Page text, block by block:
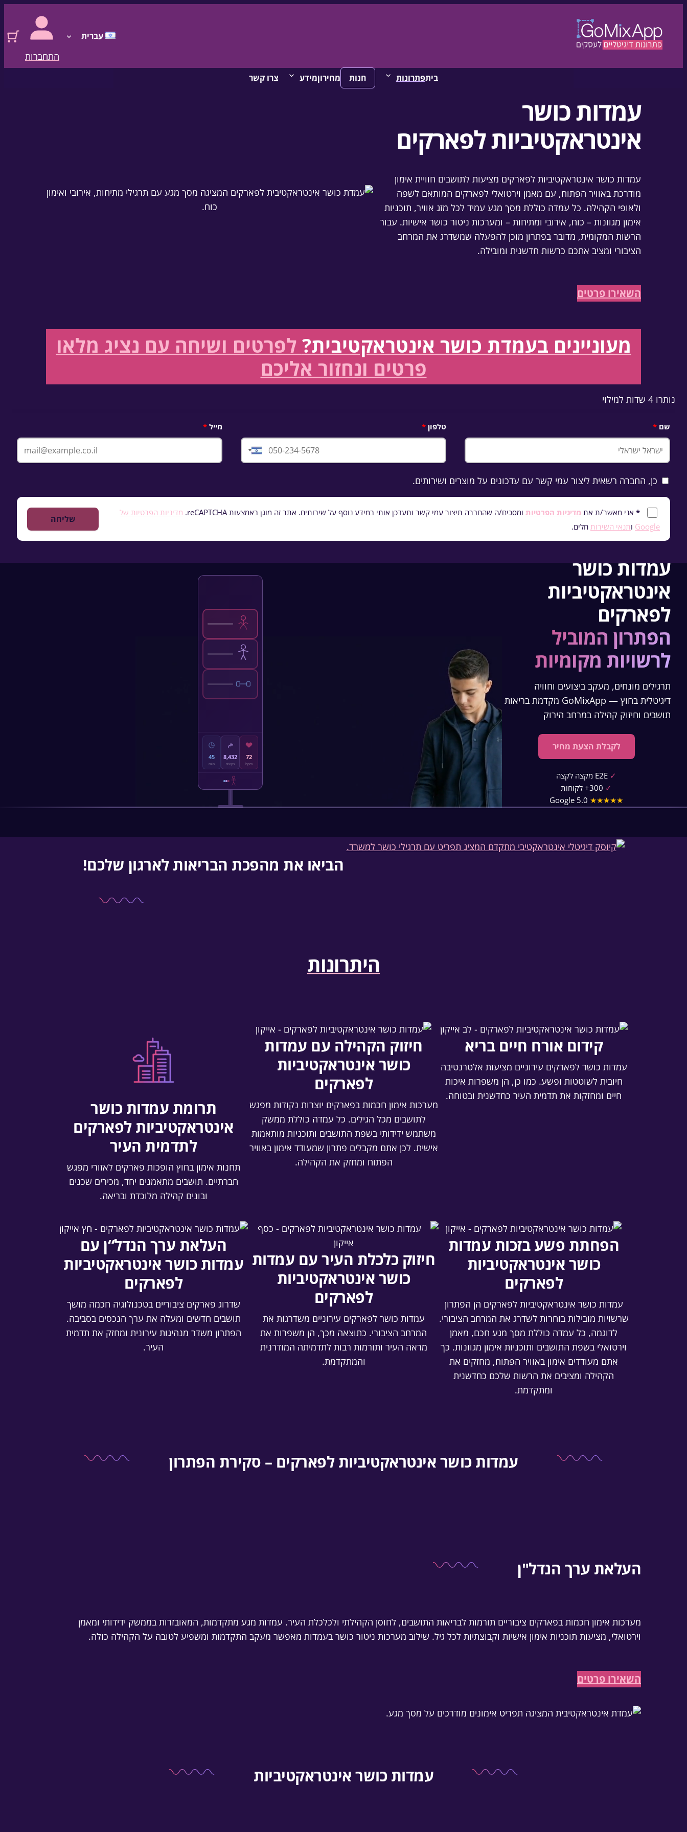
עברית
התחברות
ביתפתרונות חנות מחירוןמידע צרו קשר
עמדות כושר
אינטראקטיביות לפארקים
עמדות כושר אינטראקטיביות לפארקים מציעות לתושבים חוויית אימון
מודרכת באוויר הפתוח, עם מאמן וירטואלי לפארקים המותאם לשפה
ולאופי הקהילה. כל עמדה כוללת מסך מגע עמיד לכל מזג אוויר, תוכניות
אימון מגוונות – כוח, אירובי ומתיחות – ומערכות ניטור כושר אישיות. עבור
הרשות המקומית, מדובר בפתרון מוכן להפעלה שמשדרג את המרחב
הציבורי ומציב אתכם כרשות חדשנית ומובילה.
השאירו פרטים
מעוניינים בעמדת כושר אינטראקטיבית? לפרטים ושיחה עם נציג מלאו
פרטים ונחזור אליכם
נותרו 4 שדות למילוי
שם טלפון
Israel
מייל
כן, החברה רשאית ליצור עמי קשר עם עדכונים על מוצרים ושירותים.
* אני מאשר/ת את מדיניות הפרטיות ומסכים/ה שהחברה תיצור עמי קשר ותעדכן אותי במידע נוסף על שירותים. אתר זה מוגן באמצעות reCAPTCHA.
מדיניות הפרטיות של
Google ותנאי השירות חלים.
עמדות כושר
אינטראקטיביות
לפארקים
הפתרון המוביל
לרשויות מקומיות
תרגילים מונחים, מעקב ביצועים וחוויה
דיגיטלית בחוץ — GoMixApp מקדמת בריאות
תושבים וחיזוק קהילה במרחב הירוק
לקבלת הצעת מחיר
✓
✓
★★★★★
72
bpm
8,432
steps
45
min
הביאו את מהפכת הבריאות לארגון שלכם!
היתרונות
קידום אורח חיים בריא‎
עמדות כושר לפארקים עירוניים מציעות אלטרנטיבה
חיובית לשוטטות ופשע. כמו כן, הן משפרות איכות
חיים ומחזקות את תדמית העיר כחדשנית ובטוחה.
חיזוק הקהילה עם עמדות
כושר אינטראקטיביות
לפארקים
מערכות אימון חכמות בפארקים יוצרות נקודות מפגש
לתושבים מכל הגילים. כל עמדה כוללת ממשק
משתמש ידידותי בשפת התושבים ותוכניות מותאמות
אישית. לכן אתם מקבלים פתרון שמעודד אימון באוויר
הפתוח ומחזק את הקהילה.
תרומת עמדות כושר
אינטראקטיביות לפארקים
לתדמית העיר
תחנות אימון בחוץ הופכות פארקים לאזורי מפגש
חברתיים. תושבים מתאמנים יחד, מכירים שכנים
ובונים קהילה מלוכדת ובריאה.
הפחתת פשע בזכות עמדות
כושר אינטראקטיביות
לפארקים
עמדות כושר אינטראקטיביות לפארקים הן הפתרון
שרשויות מובילות בוחרות לשדרג את המרחב הציבורי.
לדוגמה, כל עמדה כוללת מסך מגע חכם, מאמן
וירטואלי בשפת התושבים ותוכניות אימון מגוונות. כך
אתם מעודדים אימון באוויר הפתוח, מחזקים את
הקהילה ומציבים את הרשות שלכם כחדשנית
ומתקדמת.
חיזוק כלכלת העיר עם עמדות
כושר אינטראקטיביות
לפארקים
עמדות כושר לפארקים עירוניים משדרגות את
המרחב הציבורי. כתוצאה מכך, הן משפרות את
מראה העיר ותורמות רבות לתדמיתה המודרנית
והמתקדמת.
העלאת ערך הנדל“ן עם
עמדות כושר אינטראקטיביות
לפארקים
שדרוג פארקים ציבוריים בטכנולוגיה חכמה מושך
תושבים חדשים ומעלה את ערך הנכסים בסביבה.
הפתרון משדר מנהיגות עירונית ומחזק את תדמית
העיר.
עמדות כושר אינטראקטיביות לפארקים – סקירת הפתרון
העלאת ערך הנדל"ן
מערכות אימון חכמות בפארקים ציבוריים תורמות לבריאות התושבים, לחוסן הקהילתי ולכלכלת העיר. עמדות מגע מתקדמות, המאובזרות בממשק ידידותי ומאמן
וירטואלי, מציעות תוכניות אימון אישיות וקבוצתיות לכל גיל. שילוב מערכות ניטור כושר בעמדות מאפשר מעקב התקדמות ומשפיע לטובה על הקהילה כולה.
השאירו פרטים
עמדות כושר אינטראקטיביות